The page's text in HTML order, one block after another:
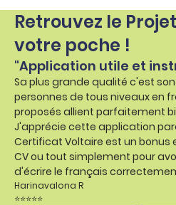
Retrouvez le
votre poche !
"Application utile et
Sa plus grande qualité c'est
personnes de tous niveaux en
proposés allient parfaitement
J'apprécie cette application
Certificat Voltaire est un bonus
CV ou tout simplement pour
d'écrire le français
Harinavalona R
⭐⭐⭐⭐⭐